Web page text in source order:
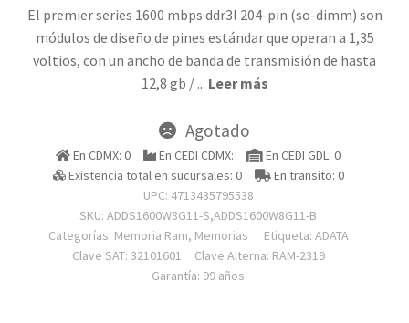
El premier series 1600 mbps ddr3l 204-pin (so-dimm) son
módulos de diseño de pines estándar que operan a 1,35
voltios, con un ancho de banda de transmisión de hasta
12,8 gb / ... Leer más
Agotado
En CDMX: 0 En CEDI CDMX:
En CEDI GDL: 0
Existencia total en sucursales: 0
En transito: 0
UPC: 4713435795538
SKU: ADDS1600W8G11-S,ADDS1600W8G11-B
Categorías: Memoria Ram, Memorias Etiqueta: ADATA
Clave SAT: 32101601
Clave Alterna: RAM-2319
Garantía: 99 años